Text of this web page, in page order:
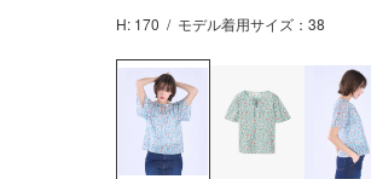
H: 170 / モデル着用サイズ：38